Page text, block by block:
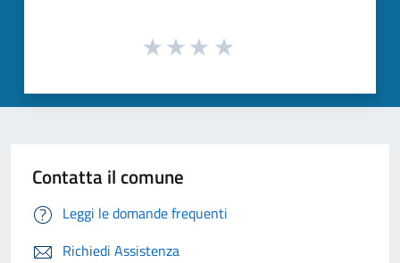
Contatta il comune
Leggi le domande frequenti
Richiedi Assistenza